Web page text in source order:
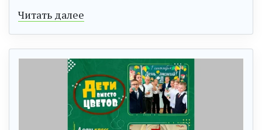
Читать далее